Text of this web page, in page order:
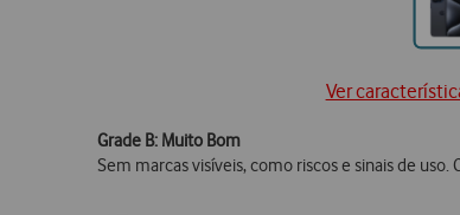
Ver
Grade B: Muito Bom
Sem marcas visíveis, como riscos e sinais de